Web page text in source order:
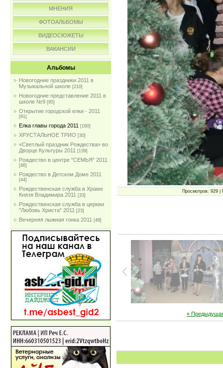
МНЕНИЯ
ФОТОАЛЬБОМЫ
ВИДЕОСЮЖЕТЫ
ВАКАНСИИ
Альбомы
Новогодние праздники 2011 в
Музыкальной школе [210]
Новогодние представление 2011 в
школе №9 [95]
Открытие городской елки - 2011
[91]
Елка главы города 2011 [160]
ХРУСТАЛЬНОЕ ТРИО [30]
«Светлый праздник Рождества» во
Дворце Культуры 2011 [139]
Рождество в центре "СЕМЬЯ" 2011
[46]
Рождество в Детском Доме 2011
[44]
Рождественская служба в Храме
Князя Владимира 2011 [33]
Рождественская служба в церкви
"Любовь Христа" 2011 [23]
Вечерняя лыжная гонка 2011 [48]
Просмотров: 929 |
«